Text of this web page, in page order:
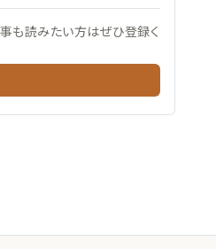
も読みたい方はぜひ登録く